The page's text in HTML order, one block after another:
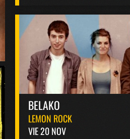
BELAKO
LEMON ROCK
VIE 20 NOV